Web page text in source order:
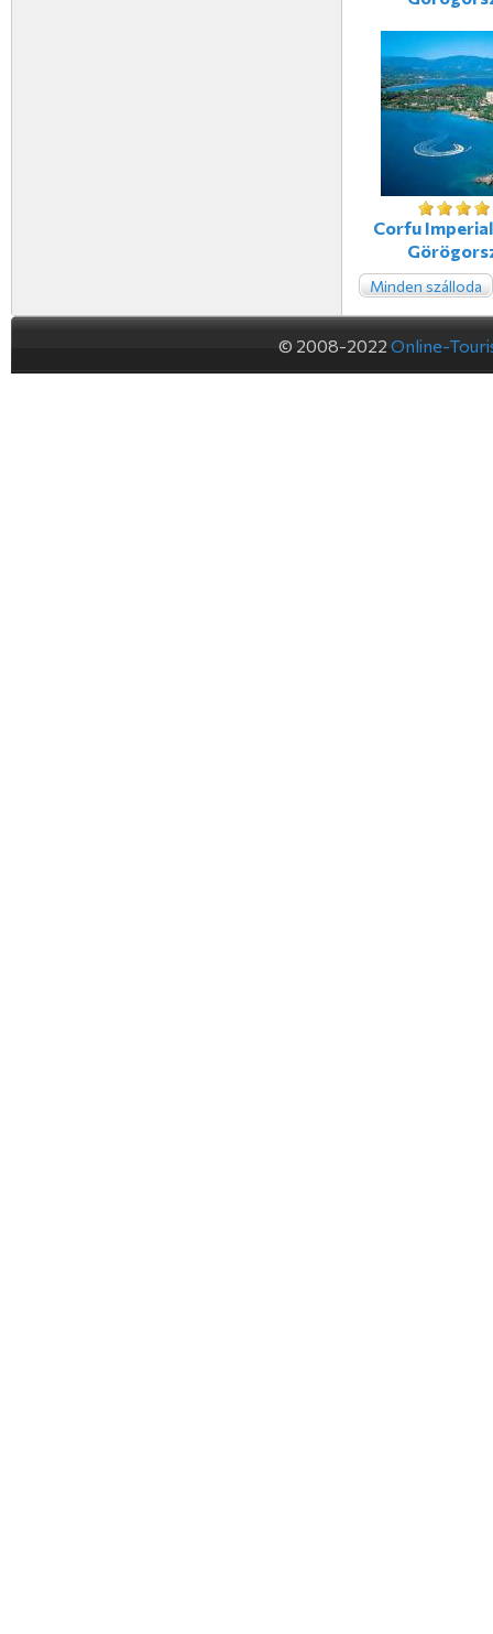
Corfu
Minden szálloda
© 2008-2022 Online-